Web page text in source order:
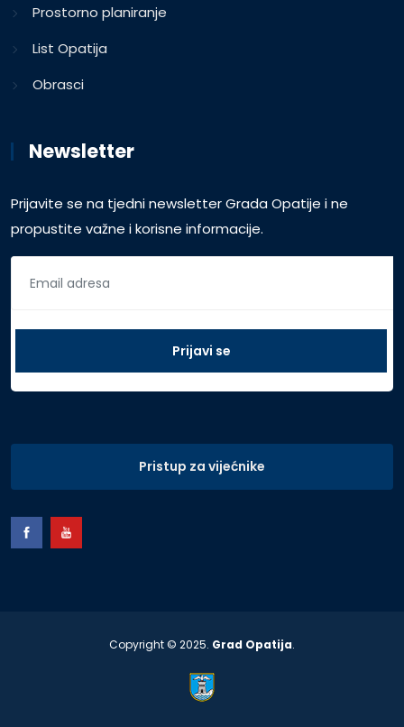
Prostorno planiranje
List Opatija
Obrasci
Newsletter
Prijavite se na tjedni newsletter Grada Opatije i ne
propustite važne i korisne informacije.
Pristup za vijećnike
Copyright © 2025. Grad Opatija.